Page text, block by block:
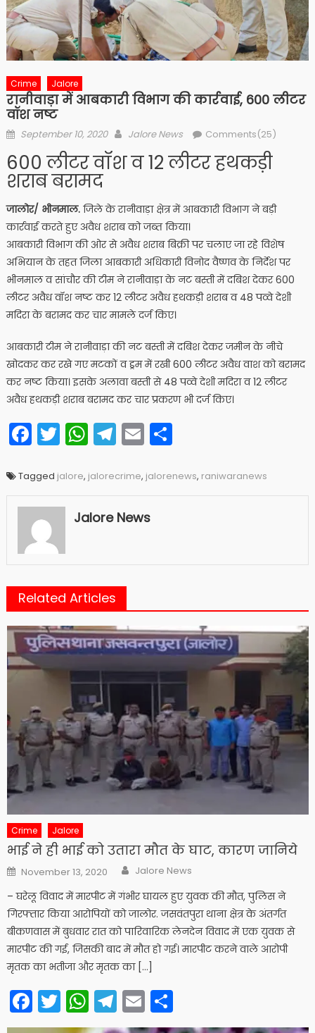
Crime Jalore
रानीवाड़ा में आबकारी विभाग की कार्रवाई, 600 लीटर
वॉश नष्ट
Posted
September 10, 2020 Author
Jalore News Comments(25)
600 लीटर वॉश व 12 लीटर हथकड़ी
शराब बरामद
जालोर/ भीनमाल.जिले के रानीवाड़ा क्षेत्र में आबकारी विभाग ने बड़ी
कार्रवाई करते हुए अवैध शराब को जब्त किया।
आबकारी विभाग की ओर से अवैध शराब बिक्री पर चलाए जा रहे विशेष
अभियान के तहत जिला आबकारी अधिकारी विनोद वैष्णव के निर्देश पर
भीनमाल व सांचौर की टीम ने रानीवाड़ा के नट बस्ती में दबिश देकर 600
लीटर अवैध वॉश नष्ट कर 12 लीटर अवैध हथकड़ी शराब व 48 पव्वे देशी
मदिरा के बरामद कर चार मामले दर्ज किए।
आबकारी टीम ने रानीवाड़ा की नट बस्ती में दबिश देकर जमीन के नीचे
खोदकर कर रखे गए मटकों व ड्रम में रखी 600 लीटर अवैध वाश को बरामद
कर नष्ट किया। इसके अलावा बस्ती से 48 पव्वे देशी मदिरा व 12 लीटर
अवैध हथकड़ी शराब बरामद कर चार प्रकरण भी दर्ज किए।
Facebook
Twitter
WhatsApp
Telegram
EmailShare
Tagged jalore, jalorecrime, jalorenews, raniwaranews
Jalore News
Related Articles
Crime Jalore
भाई ने ही भाई को उतारा मौत के घाट, कारण जानिये
Posted
on
November 13, 2020 Author
Jalore News
– घरेलू विवाद में मारपीट में गंभीर घायल हुए युवक की मौत, पुलिस ने
गिरफ्तार किया आरोपियों को जालोर. जसवंतपुरा थाना क्षेत्र के अंतर्गत
बीकणवास में बुधवार रात को पारिवारिक लेनदेन विवाद में एक युवक से
मारपीट की गई, जिसकी बाद में मौत हो गई। मारपीट करने वाले आरोपी
मृतक का भतीजा और मृतक का […]
Facebook
Twitter
WhatsApp
Telegram
Email